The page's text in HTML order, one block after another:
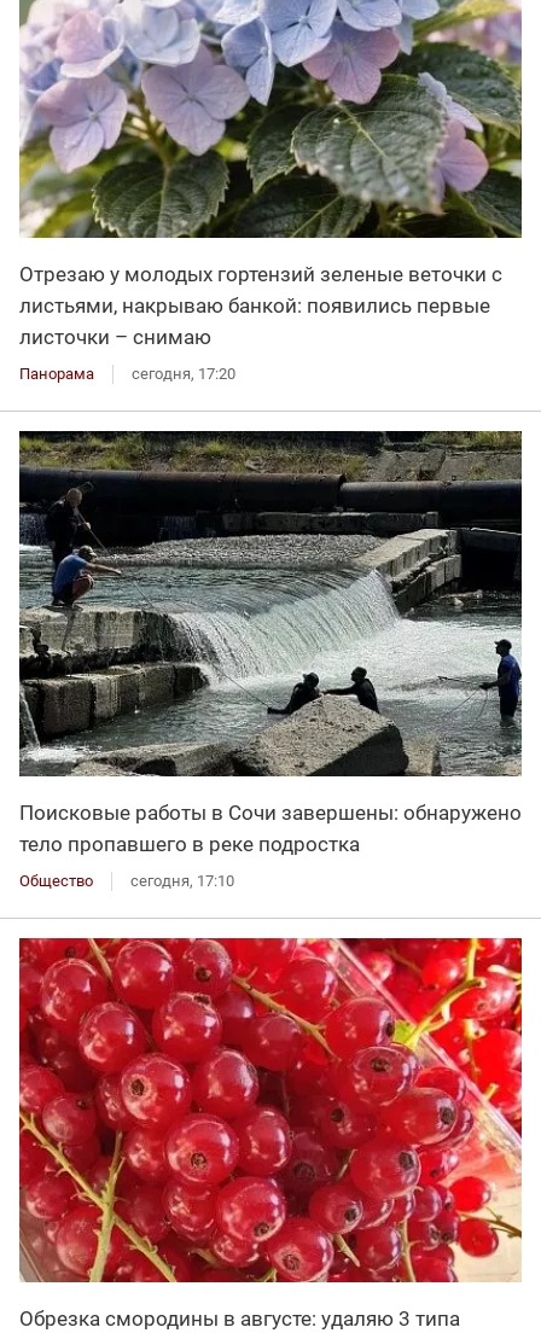
Отрезаю у молодых гортензий зеленые веточки с
листьями, накрываю банкой: появились первые
листочки – снимаю
Панорама сегодня, 17:20
Поисковые работы в Сочи завершены: обнаружено
тело пропавшего в реке подростка
Общество сегодня, 17:10
Обрезка смородины в августе: удаляю 3 типа